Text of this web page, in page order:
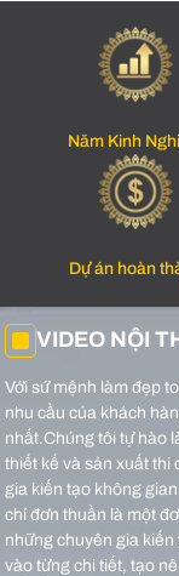
Năm Kinh
Dự án hoàn
VIDEO NỘI
Với sứ mệnh làm đẹp
nhu cầu của khách
nhất.Chúng tôi tự hào
thiết kế và sản xuất thi
gia kiến tạo không
chỉ đơn thuần là một
những chuyên gia
vào từng chi tiết, tạo